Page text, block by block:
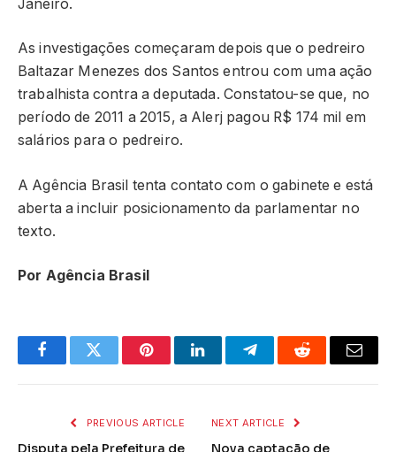
Janeiro.
As investigações começaram depois que o pedreiro
Baltazar Menezes dos Santos entrou com uma ação
trabalhista contra a deputada. Constatou-se que, no
período de 2011 a 2015, a Alerj pagou R$ 174 mil em
salários para o pedreiro.
A Agência Brasil tenta contato com o gabinete e está
aberta a incluir posicionamento da parlamentar no
texto.
Por Agência Brasil
FacebookTwitter PinterestLinkedInTelegramReddit Email
PREVIOUS ARTICLE
Disputa pela Prefeitura de
NEXT ARTICLE
Nova captação de